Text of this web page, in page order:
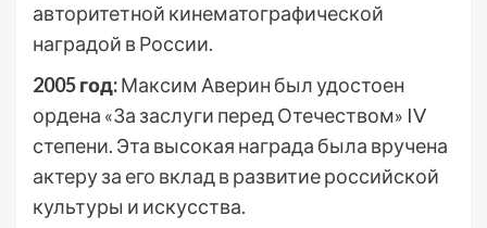
авторитетной кинематографической
наградой в России.
2005 год:Максим Аверин был удостоен
ордена «За заслуги перед Отечеством» IV
степени. Эта высокая награда была вручена
актеру за его вклад в развитие российской
культуры и искусства.